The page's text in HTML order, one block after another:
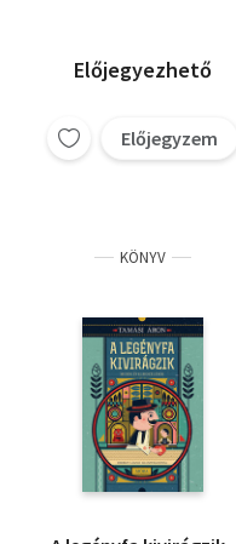
Előjegyezhető
Előjegyzem
KÖNYV